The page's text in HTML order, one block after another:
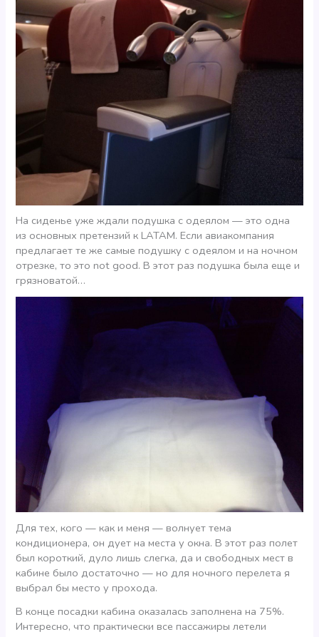
На сиденье уже ждали подушка с одеялом — это одна
из основных претензий к LATAM. Если авиакомпания
предлагает те же самые подушку с одеялом и на ночном
отрезке, то это not good. В этот раз подушка была еще и
грязноватой…
Для тех, кого — как и меня — волнует тема
кондиционера, он дует на места у окна. В этот раз полет
был короткий, дуло лишь слегка, да и свободных мест в
кабине было достаточно — но для ночного перелета я
выбрал бы место у прохода.
В конце посадки кабина оказалась заполнена на 75%.
Интересно, что практически все пассажиры летели